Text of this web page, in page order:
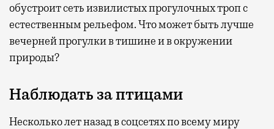
обустроит сеть извилистых прогулочных троп с
естественным рельефом. Что может быть лучше
вечерней прогулки в тишине и в окружении
природы?
Наблюдать за птицами
Несколько лет назад в соцсетях по всему миру